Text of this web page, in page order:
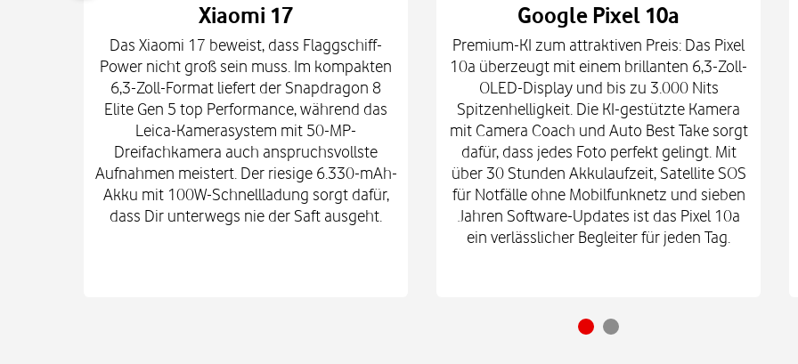
Xiaomi 17
Das Xiaomi 17 beweist, dass Flaggschiff-
Power nicht groß sein muss. Im kompakten
6,3-Zoll-Format liefert der Snapdragon 8
Elite Gen 5 top Performance, während das
Leica-Kamerasystem mit 50-MP-
Dreifachkamera auch anspruchsvollste
Aufnahmen meistert. Der riesige 6.330-mAh-
Akku mit 100W-Schnellladung sorgt dafür,
dass Dir unterwegs nie der Saft ausgeht.
Google Pixel 10a
Premium-KI zum attraktiven Preis: Das Pixel
10a überzeugt mit einem brillanten 6,3-Zoll-
OLED-Display und bis zu 3.000 Nits
Spitzenhelligkeit. Die KI-gestützte Kamera
mit Camera Coach und Auto Best Take sorgt
dafür, dass jedes Foto perfekt gelingt. Mit
über 30 Stunden Akkulaufzeit, Satellite SOS
für Notfälle ohne Mobilfunknetz und sieben
Jahren Software-Updates ist das Pixel 10a
ein verlässlicher Begleiter für jeden Tag.